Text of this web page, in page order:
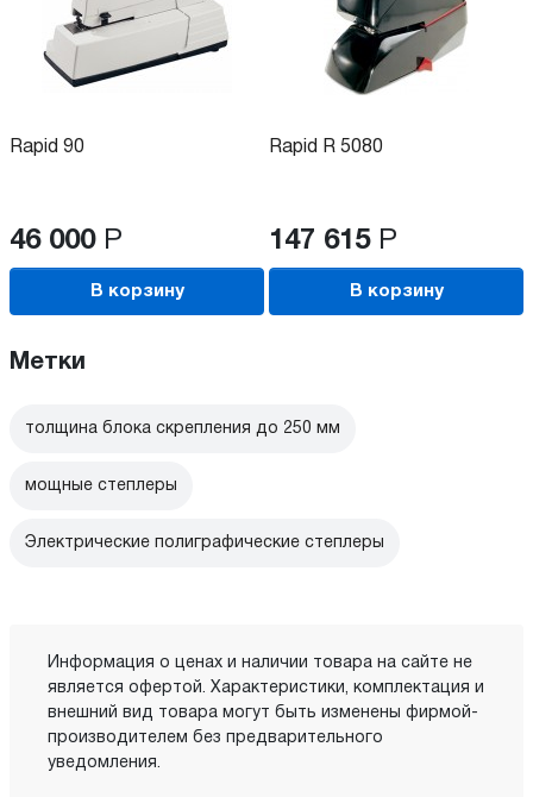
Rapid 90
46 000 Р
В корзину
Rapid R 5080
147 615 Р
В корзину
Метки
толщина блока скрепления до 250 мм
мощные степлеры
Электрические полиграфические степлеры
Информация о ценах и наличии товара на сайте не
является офертой. Характеристики, комплектация и
внешний вид товара могут быть изменены фирмой-
производителем без предварительного
уведомления.